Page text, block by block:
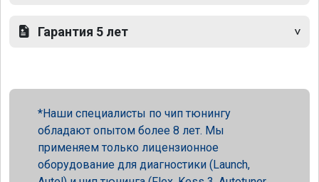
Гарантия 5 лет
Наши специалисты по чип тюнингу
обладают опытом более 8 лет. Мы
применяем только лицензионное
оборудование для диагностики (Launch,